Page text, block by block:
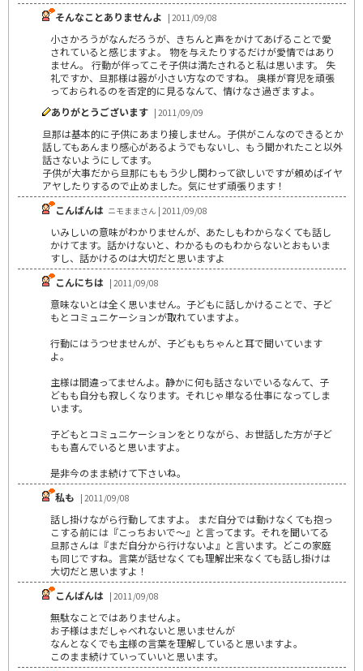
そんなことありませんよ | 2011/09/08
小さかろうがなんだろうが、きちんと声をかけてあげることで愛
されていると感じますよ。 物を与えたりするだけが愛情ではあり
ません。 行動が伴ってこそ子供は満たされると私は思います。 失
礼ですか、旦那様は器が小さい方なのですね。 奥様が育児を頑張
っておられるのを否定的に見るなんて、情けなさ過ぎますよ。
ありがとうございます | 2011/09/09
旦那は基本的に子供にあまり接しません。子供がこんなのできるとか
話してもあんまり感心があるようでもないし、もう聞かれたこと以外
話さないようにしてます。
子供が大事だから旦那にももう少し関わって欲しいですが頼めばイヤ
アヤしたりするので止めました。気にせず頑張ります！
こんばんは ニモままさん | 2011/09/08
いみしいの意味がわかりませんが、あたしもわからなくても話し
かけてます。話かけないと、わかるものもわからないとおもいま
すし、話かけるのは大切だと思いますよ
こんにちは | 2011/09/08
意味ないとは全く思いません。子どもに話しかけることで、子ど
もとコミュニケーションが取れていますよ。
行動にはうつせませんが、子どももちゃんと耳で聞いています
よ。
主様は間違ってませんよ。静かに何も話さないでいるなんて、子
どもも自分も寂しくなります。それじゃ単なる仕事になってしま
います。
子どもとコミュニケーションをとりながら、お世話した方が子ど
もも喜んでいると思いますよ。
是非今のまま続けて下さいね。
私も | 2011/09/08
話し掛けながら行動してますよ。 まだ自分では動けなくても抱っ
こする前には『こっちおいで～』と言ってます。それを聞いてる
旦那さんは『まだ自分から行けないよ』と言います。どこの家庭
も同じですね。言葉が話せなくても理解出来なくても話し掛けは
大切だと思いますよ！
こんばんは | 2011/09/08
無駄なことではありませんよ。
お子様はまだしゃべれないと思いませんが
なんとなくでも主様の言葉を理解していると思いますよ。
このまま続けていっていいと思います。